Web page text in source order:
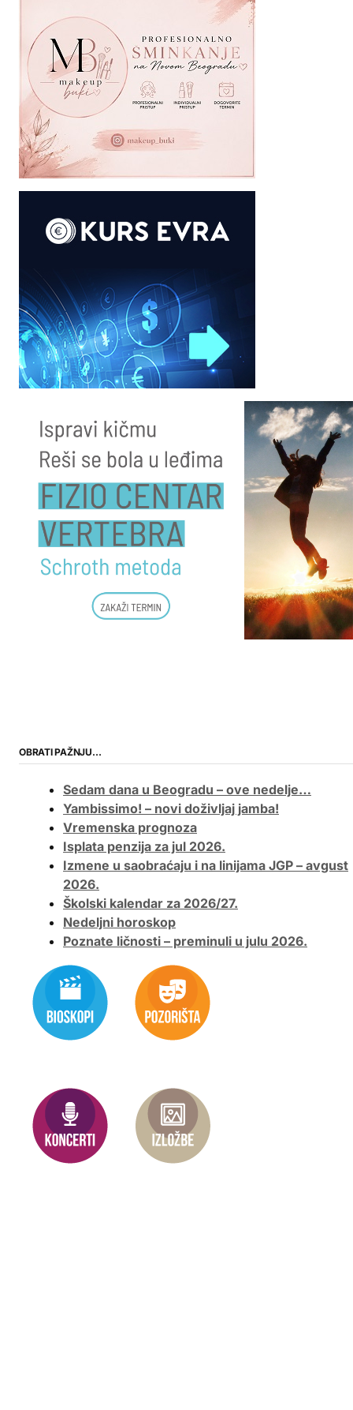
OBRATI PAŽNJU…
Sedam dana u Beogradu – ove nedelje…
Yambissimo! – novi doživljaj jamba!
Vremenska prognoza
Isplata penzija za jul 2026.
Izmene u saobraćaju i na linijama JGP – avgust
2026.
Školski kalendar za 2026/27.
Nedeljni horoskop
Poznate ličnosti – preminuli u julu 2026.